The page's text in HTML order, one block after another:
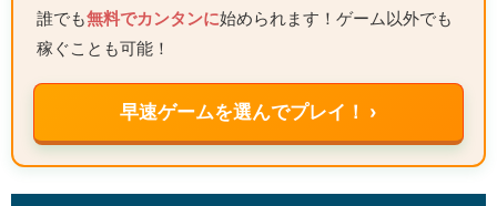
誰でも無料でカンタンに始められます！ゲーム以外でも
稼ぐことも可能！
早速ゲームを選んでプレイ！ ›